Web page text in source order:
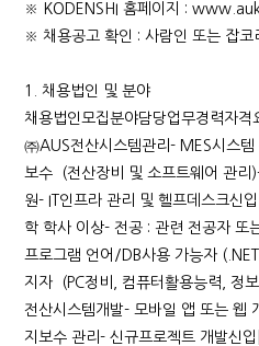
※ KODENSHI 홈페이지 :
※ 채용공고 확인 : 사람인 또는 잡코
1. 채용법인 및 분야
채용법인모집분야담당업무경력자격
㈜AUS전산시스템관리- MES시스템
보수 (전산장비 및 소프트웨어 관리
원- IT인프라 관리 및 헬프데스크신
학 학사 이상- 전공 : 관련 전공자 또
프로그램 언어/DB사용 가능자
지자 (PC정비, 컴퓨터활용능력, 정
전산시스템개발- 모바일 앱 또는 웹
지보수 관리- 신규프로젝트 개발신